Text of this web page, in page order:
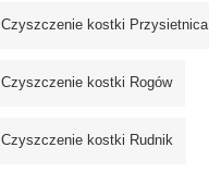
Czyszczenie kostki Przysietnica
Czyszczenie kostki Rogów
Czyszczenie kostki Rudnik